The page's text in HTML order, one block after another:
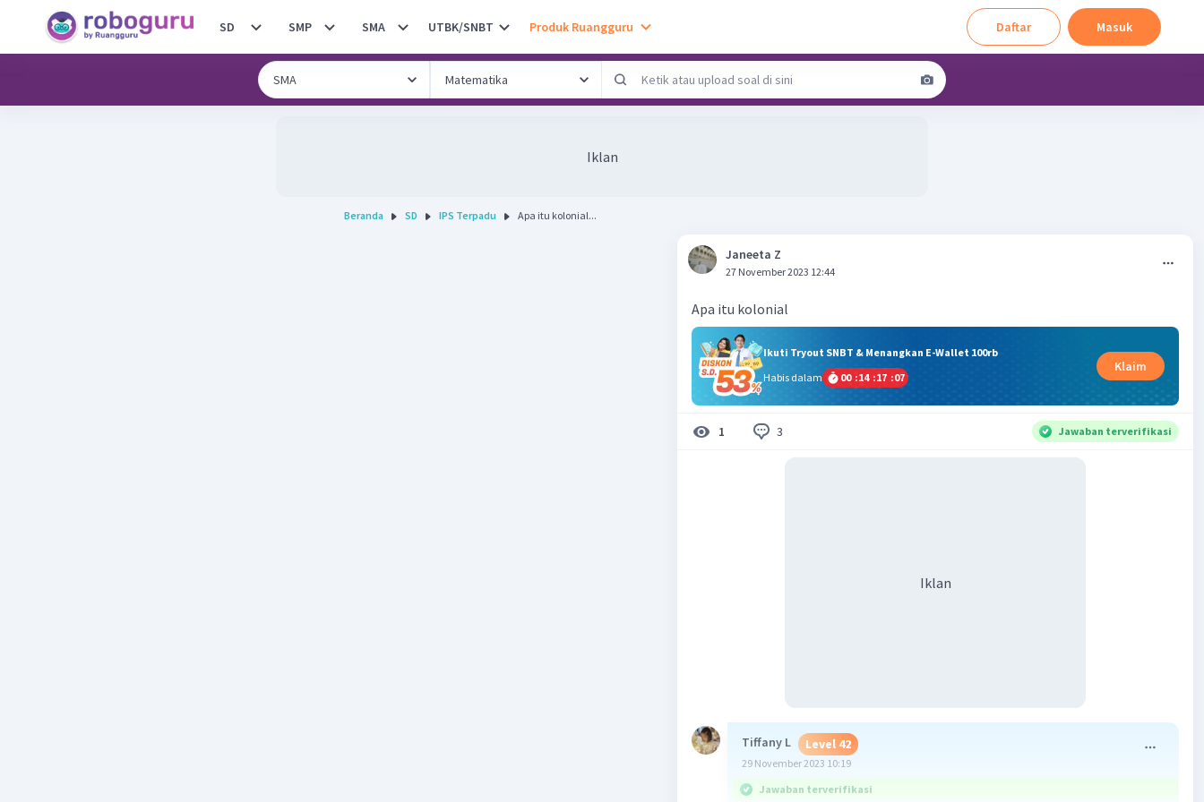
SD SMP SMA UTBK/SNBT Produk Ruangguru Daftar Masuk
Iklan
Beranda SD IPS Terpadu Apa itu kolonial...
Janeeta Z
27 November 2023 12:44
Ikuti Tryout SNBT & Menangkan E-Wallet 100rb
Habis dalam
00 :14 :17 :07
Klaim
1 3 Jawaban terverifikasi
Iklan
Tiffany L Level 42
29 November 2023 10:19
Jawaban terverifikasi